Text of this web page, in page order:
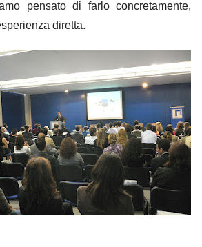
pensato di farlo concretamente,
diretta.